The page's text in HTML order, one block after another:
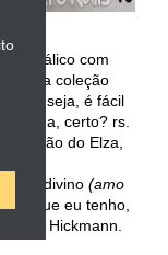
metálico com
da coleção
ou seja, é fácil
certo? rs.
é irmão do Elza,
e divino(amo
Dos que eu tenho,
Ana Hickmann.